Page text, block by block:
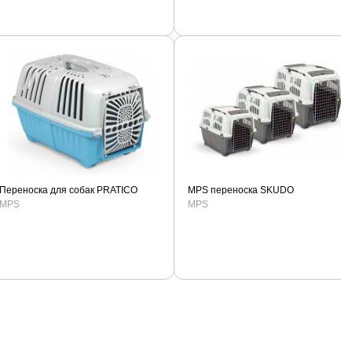
Переноска для собак PRATICO
MPS
MPS переноска SKUDO
MPS